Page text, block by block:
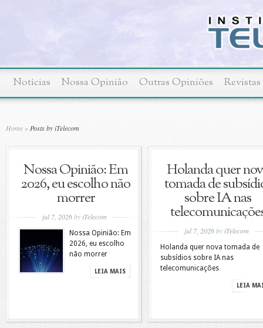
Notícias Nossa Opinião Outras Opiniões Revistas
Home » Posts by iTelecom
Nossa Opinião: Em
2026, eu escolho não
morrer
jul 7, 2026byiTelecom
Nossa Opinião: Em
2026, eu escolho
não morrer
LEIA MAIS
Holanda quer
tomada de
sobre IA nas
jul 7, 2026byiTelecom
Holanda quer nova tomada de
subsídios sobre IA nas
telecomunicações
LEIA